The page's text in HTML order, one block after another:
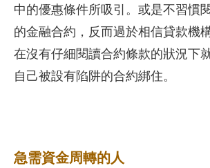
中的優惠條件所吸引。或是不習慣
的金融合約，反而過於相信貸款機
在沒有仔細閱讀合約條款的狀況下
自己被設有陷阱的合約綁住。
急需資金周轉的人